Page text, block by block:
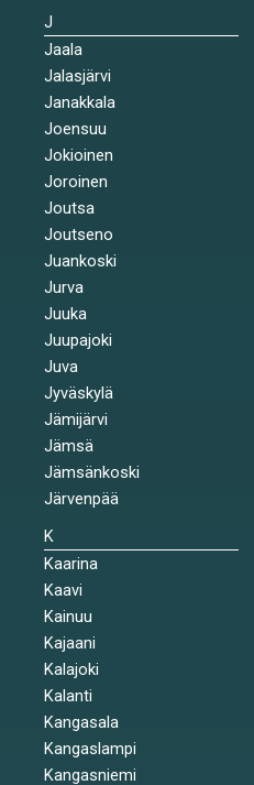
J
Jaala
Jalasjärvi
Janakkala
Joensuu
Jokioinen
Joroinen
Joutsa
Joutseno
Juankoski
Jurva
Juuka
Juupajoki
Juva
Jyväskylä
Jämijärvi
Jämsä
Jämsänkoski
Järvenpää
K
Kaarina
Kaavi
Kainuu
Kajaani
Kalajoki
Kalanti
Kangasala
Kangaslampi
Kangasniemi